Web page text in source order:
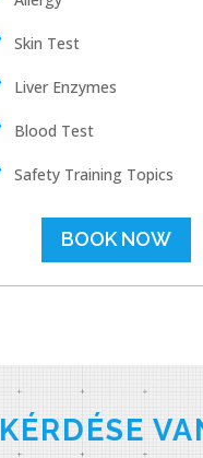
Skin Test
Liver Enzymes
Blood Test
Safety Training Topics
BOOK NOW
KÉRDÉSE